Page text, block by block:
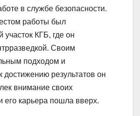
в службе безопасности.
работы был
участок КГБ, где он
Своим
подходом и
достижению результатов он
внимание своих
его карьера пошла вверх.